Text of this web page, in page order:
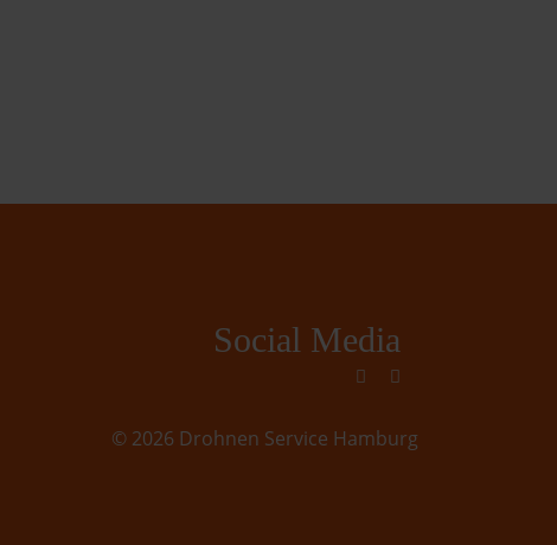
Social Media
fab
facebook-
f
© 2026 Drohnen Service Hamburg